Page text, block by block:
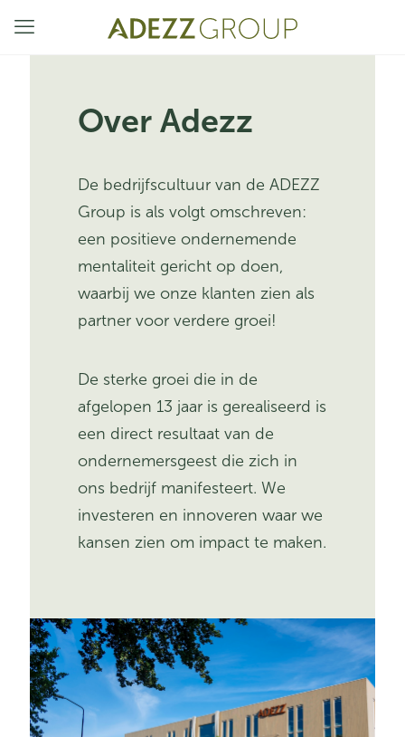
Over Adezz
De bedrijfscultuur van de ADEZZ
Group is als volgt omschreven:
een positieve ondernemende
mentaliteit gericht op doen,
waarbij we onze klanten zien als
partner voor verdere groei!
De sterke groei die in de
afgelopen 13 jaar is gerealiseerd is
een direct resultaat van de
ondernemersgeest die zich in
ons bedrijf manifesteert. We
investeren en innoveren waar we
kansen zien om impact te maken.